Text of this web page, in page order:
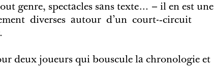
genre, spectacles sans texte… – il en est une
diverses autour d’un court-­‐circuit
deux joueurs qui bouscule la chronologie et